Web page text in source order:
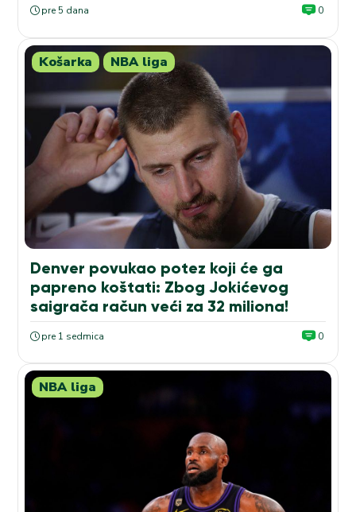
pre 5 dana 0
Košarka NBA liga
Denver povukao potez koji će ga
papreno koštati: Zbog Jokićevog
saigrača račun veći za 32 miliona!
pre 1 sedmica 0
NBA liga